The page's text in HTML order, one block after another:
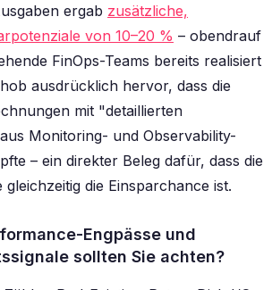
ergab zusätzliche,
von 10–20 % – obendrauf
FinOps-Teams bereits realisiert
ausdrücklich hervor, dass die
mit "detaillierten
Monitoring- und Observability-
– ein direkter Beleg dafür, dass die
die Einsparchance ist.
Engpässe und
sollten Sie achten?